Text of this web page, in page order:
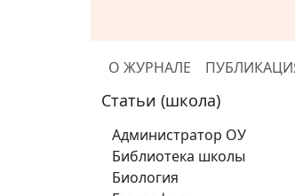
О ЖУРНАЛЕ
Статьи (школа)
Администратор ОУ
Библиотека школы
Биология